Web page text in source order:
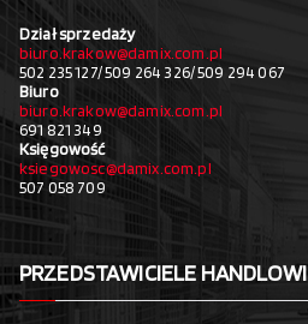
Dział sprzedaży
biuro.krakow@damix.com.pl
502 235 127/ 509 264 326/ 509 294 067
Biuro
biuro.krakow@damix.com.pl
691 821 349
Księgowość
ksiegowosc@damix.com.pl
507 058 709
PRZEDSTAWICIELE HANDLOWI